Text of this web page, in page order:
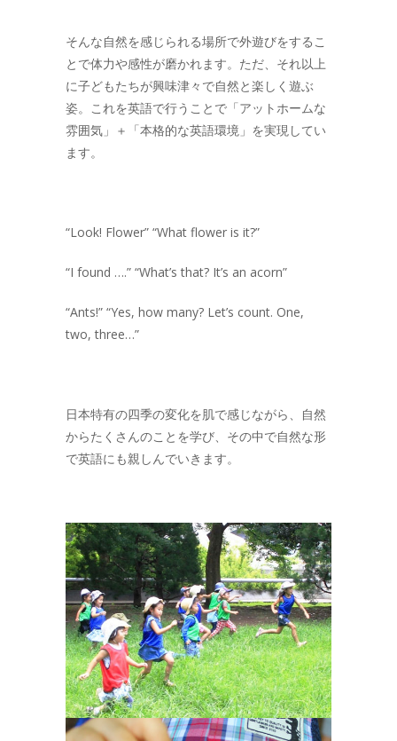
そんな自然を感じられる場所で外遊びをするこ
とで体力や感性が磨かれます。ただ、それ以上
に子どもたちが興味津々で自然と楽しく遊ぶ
姿。これを英語で行うことで「アットホームな
雰囲気」＋「本格的な英語環境」を実現してい
ます。
“Look! Flower” “What flower is it?”
“I found ….” “What’s that? It’s an acorn”
“Ants!” “Yes, how many? Let’s count. One,
two, three…”
日本特有の四季の変化を肌で感じながら、自然
からたくさんのことを学び、その中で自然な形
で英語にも親しんでいきます。